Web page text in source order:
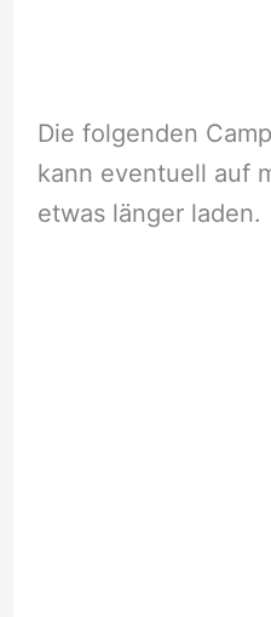
Die folgenden
kann eventuell auf
etwas länger laden.